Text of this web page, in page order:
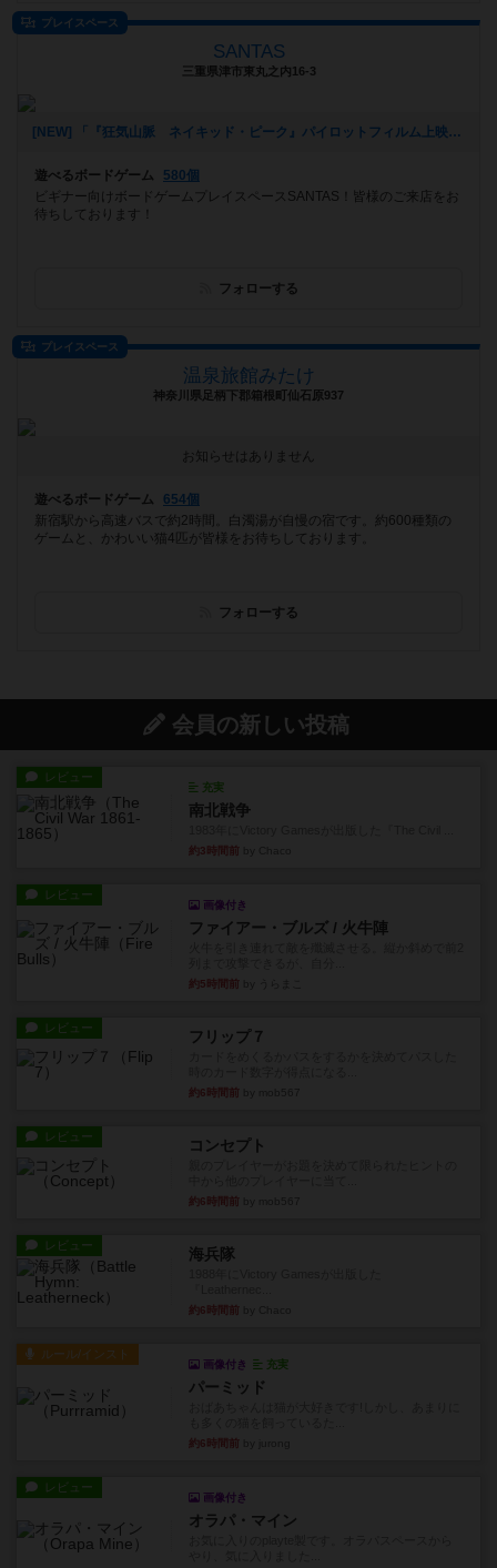
プレイスペース
SANTAS
三重県津市東丸之内16-3
[NEW] 「『狂気山脈 ネイキッド・ピーク』パイロットフィルム上映会 ＆ トークイベント in 津市久居アルスプラザ」関連企画 マーダーミステリー「狂気山脈」会（2023年03月15日 18時43分）
遊べるボードゲーム
580個
ビギナー向けボードゲームプレイスペースSANTAS！皆様のご来店をお
待ちしております！
フォローする
プレイスペース
温泉旅館みたけ
神奈川県足柄下郡箱根町仙石原937
お知らせはありません
遊べるボードゲーム
654個
新宿駅から高速バスで約2時間。白濁湯が自慢の宿です。約600種類の
ゲームと、かわいい猫4匹が皆様をお待ちしております。
フォローする
会員の新しい投稿
レビュー
充実
南北戦争
約3時間前
レビュー
画像付き
ファイアー・ブルズ / 火牛陣
約5時間前
レビュー フリップ７
約6時間前
レビュー コンセプト
約6時間前
レビュー 海兵隊
約6時間前
ルール/インスト
画像付き 充実
パーミッド
約6時間前
レビュー
画像付き
オラパ・マイン